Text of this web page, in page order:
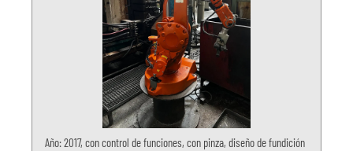
Año: 2017, con control de funciones, con pinza, diseño de fundición